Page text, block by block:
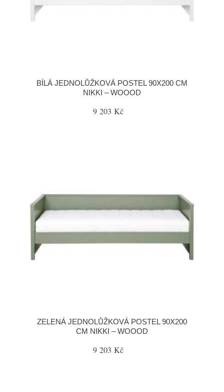
BÍLÁ JEDNOLŮŽKOVÁ POSTEL 90X200 CM
NIKKI – WOOOD
9 203 Kč
ZELENÁ JEDNOLŮŽKOVÁ POSTEL 90X200
CM NIKKI – WOOOD
9 203 Kč